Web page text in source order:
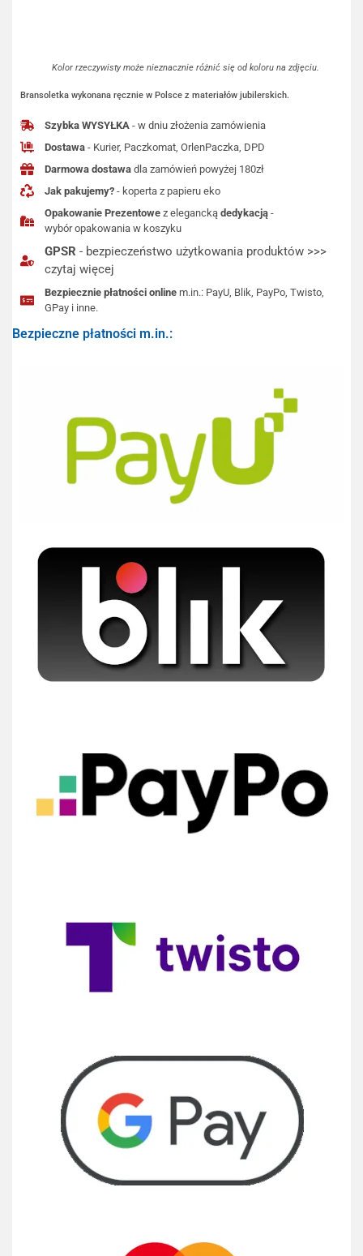
Kolor rzeczywisty może nieznacznie różnić się od koloru na zdjęciu.
Bransoletka wykonana ręcznie w Polsce z materiałów jubilerskich.
Szybka WYSYŁKA - w dniu złożenia zamówienia
Dostawa - Kurier, Paczkomat, OrlenPaczka, DPD
Darmowa dostawa dla zamówień powyżej 180zł
Jak pakujemy? - koperta z papieru eko
Opakowanie Prezentowe z eleganckądedykacją -
wybór opakowania w koszyku
GPSR - bezpieczeństwo użytkowania produktów >>>
czytaj więcej
Bezpiecznie płatności online m.in.: PayU, Blik, PayPo, Twisto,
GPay i inne.
Bezpieczne płatności m.in.: